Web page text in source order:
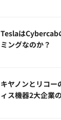
TeslaはCybercab
ミングなのか？
キヤノンとリコー
ィス機器2大企業